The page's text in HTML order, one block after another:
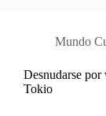
Mundo
Desnudarse por
Tokio